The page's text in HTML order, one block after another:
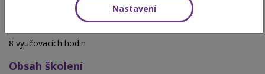
A2026/0433-SP/PC/VP
8 vyučovacích hodin
Obsah školení
Nastavení